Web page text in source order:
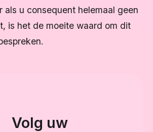
als u consequent helemaal geen
is het de moeite waard om dit
Volg uw